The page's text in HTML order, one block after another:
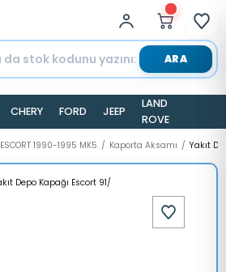
ARA
CHERY FORD JEEP
LAND
ROVER
ESCORT 1990-1995 MK5 Kaporta Aksamı Yakıt